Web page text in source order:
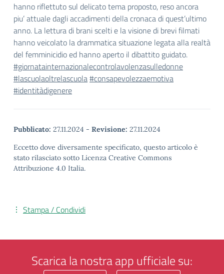
hanno riflettuto sul delicato tema proposto, reso ancora
piu’ attuale dagli accadimenti della cronaca di quest’ultimo
anno. La lettura di brani scelti e la visione di brevi filmati
hanno veicolato la drammatica situazione legata alla realtà
del femminicidio ed hanno aperto il dibattito guidato.
#giornatainternazionalecontrolavolenzasulledonne
#lascuolaoltrelascuola#consapevolezzaemotiva
#identitàdigenere
Pubblicato: 27.11.2024 - Revisione: 27.11.2024
Eccetto dove diversamente specificato, questo articolo è
stato rilasciato sotto Licenza Creative Commons
Attribuzione 4.0 Italia.
Stampa / Condividi
Scarica la nostra app ufficiale su: